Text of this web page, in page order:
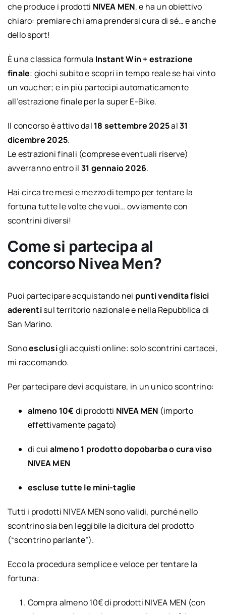
che produce i prodotti NIVEA MEN, e ha un obiettivo
chiaro: premiare chi ama prendersi cura di sé… e anche
dello sport!
È una classica formula Instant Win + estrazione
finale: giochi subito e scopri in tempo reale se hai vinto
un voucher; e in più partecipi automaticamente
all’estrazione finale per la super E-Bike.
Il concorso è attivo dal 18 settembre 2025al31
dicembre 2025.
Le estrazioni finali (comprese eventuali riserve)
avverranno entro il 31 gennaio 2026.
Hai circa tre mesi e mezzo di tempo per tentare la
fortuna tutte le volte che vuoi… ovviamente con
scontrini diversi!
Come si partecipa al
concorso Nivea Men?
Puoi partecipare acquistando nei punti vendita fisici
aderentisul territorio nazionale e nella Repubblica di
San Marino.
Sonoesclusigli acquisti online: solo scontrini cartacei,
mi raccomando.
Per partecipare devi acquistare, in un unico scontrino:
almeno 10€ di prodotti NIVEA MEN (importo
effettivamente pagato)
di cui almeno 1 prodotto dopobarba o cura viso
NIVEA MEN
escluse tutte le mini-taglie
Tutti i prodotti NIVEA MEN sono validi, purché nello
scontrino sia ben leggibile la dicitura del prodotto
(“scontrino parlante”).
Ecco la procedura semplice e veloce per tentare la
fortuna:
Compra almeno 10€ di prodotti NIVEA MEN (con